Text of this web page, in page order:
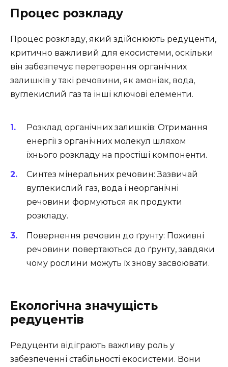
Процес розкладу
Процес розкладу, який здійснюють редуценти,
критично важливий для екосистеми, оскільки
він забезпечує перетворення органічних
залишків у такі речовини, як амоніак, вода,
вуглекислий газ та інші ключові елементи.
Розклад органічних залишків: Отримання
енергії з органічних молекул шляхом
їхнього розкладу на простіші компоненти.
Синтез мінеральних речовин: Зазвичай
вуглекислий газ, вода і неорганічні
речовини формуються як продукти
розкладу.
Повернення речовин до ґрунту: Поживні
речовини повертаються до ґрунту, завдяки
чому рослини можуть їх знову засвоювати.
Екологічна значущість
редуцентів
Редуценти відіграють важливу роль у
забезпеченні стабільності екосистеми. Вони